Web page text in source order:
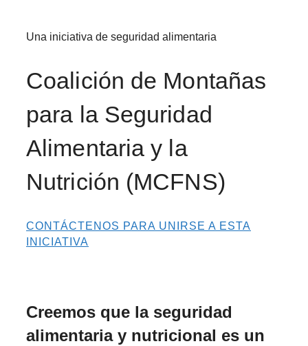
Una iniciativa de seguridad alimentaria
Coalición de Montañas
para la Seguridad
Alimentaria y la
Nutrición (MCFNS)
CONTÁCTENOS PARA UNIRSE A ESTA
INICIATIVA
Creemos que la seguridad
alimentaria y nutricional es un